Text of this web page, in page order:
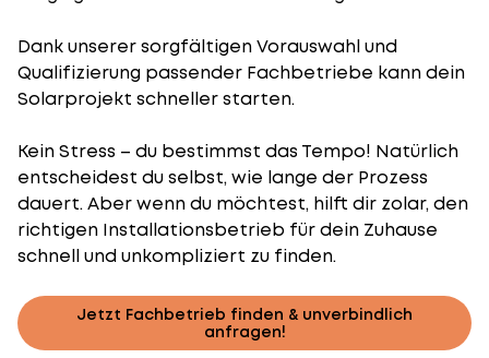
Dank unserer sorgfältigen Vorauswahl und
Qualifizierung passender Fachbetriebe kann dein
Solarprojekt schneller starten.
Kein Stress – du bestimmst das Tempo! Natürlich
entscheidest du selbst, wie lange der Prozess
dauert. Aber wenn du möchtest, hilft dir zolar, den
richtigen Installationsbetrieb für dein Zuhause
schnell und unkompliziert zu finden.
Jetzt Fachbetrieb finden & unverbindlich
anfragen!